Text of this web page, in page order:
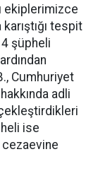
ekiplerimizce
tespit
4 şüpheli
Cumhuriyet
adli
ise
cezaevine